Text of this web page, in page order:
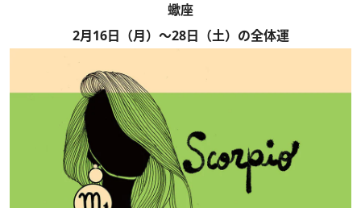
蠍座
2月16日（月）～28日（土）の全体運